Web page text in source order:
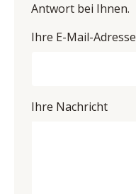
Antwort bei Ihnen.
Ihre E-Mail-Adresse
Ihre Nachricht